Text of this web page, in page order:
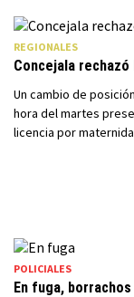
REGIONALES
Concejala
Un cambio de
hora del martes
licencia por
POLICIALES
En fuga,